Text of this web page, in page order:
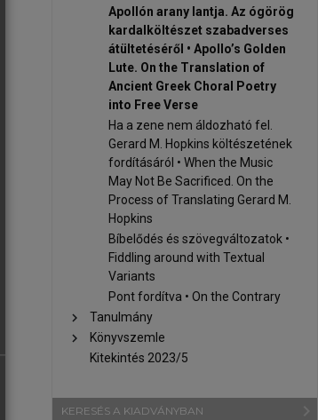
Apollón arany lantja. Az ógörög
kardalköltészet szabadverses
átültetéséről • Apollo’s Golden
Lute. On the Translation of
Ancient Greek Choral Poetry
into Free Verse
Ha a zene nem áldozható fel.
Gerard M. Hopkins költészetének
fordításáról • When the Music
May Not Be Sacrificed. On the
Process of Translating Gerard M.
Hopkins
Bíbelődés és szövegváltozatok •
Fiddling around with Textual
Variants
Pont fordítva • On the Contrary
chevron_right Tanulmány
chevron_right
Könyvszemle
Kitekintés 2023/5
KERESÉS A KIADVÁNYBAN